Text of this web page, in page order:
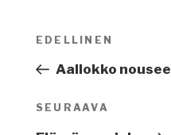
Artikkelien
Edellinen
artikkeli
EDELLINEN
Aallokko nousee
Seuraava
SEURAAVA